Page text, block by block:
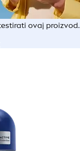
ovaj proizvod.